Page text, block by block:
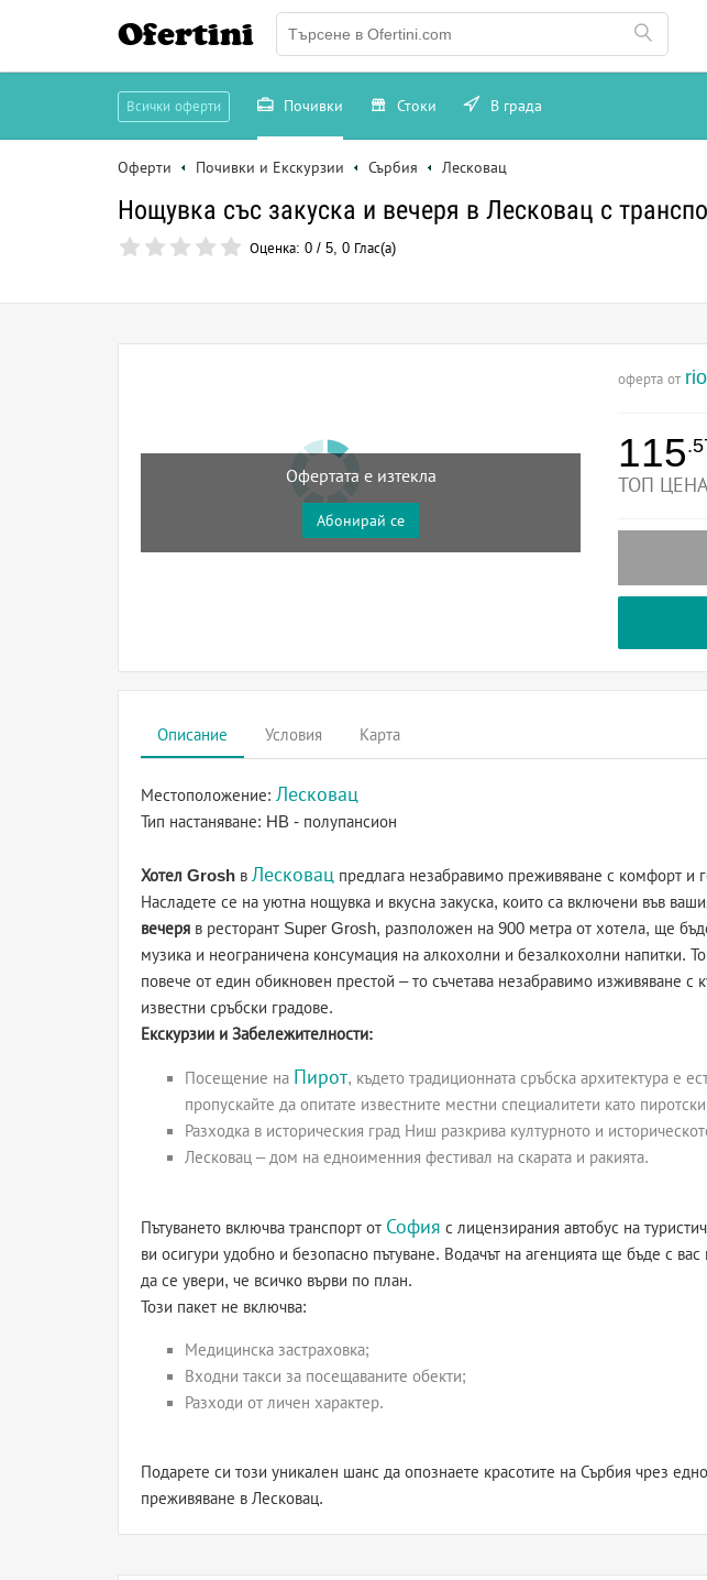
Ofertini
Всички оферти Почивки Стоки В града
Оферти Почивки и Екскурзии Сърбия Лесковац
Нощувка със закуска и вечеря в Лесковац с
Оценка: 0 / 5, 0 Глас(а)
Офертата е изтекла
Абонирай се
оферта от
115
ТОП
Описание Условия Карта
Местоположение: Лесковац
Тип настаняване: HB - полупансион
Хотел Grosh в Лесковац предлага незабравимо преживяване с комфорт и
Насладете се на уютна нощувка и вкусна закуска, които са включени във
вечеря в ресторант Super Grosh, разположен на 900 метра от хотела, ще
музика и неограничена консумация на алкохолни и безалкохолни напитки.
повече от един обикновен престой – то съчетава незабравимо изживяване с
известни сръбски градове.
Екскурзии и Забележителности:
Посещение на Пирот, където традиционната сръбска архитектура е
пропускайте да опитате известните местни специалитети като
Разходка в историческия град Ниш разкрива културното и
Лесковац – дом на едноименния фестивал на скарата и ракията.
Пътуването включва транспорт от София с лицензирания автобус на
ви осигури удобно и безопасно пътуване. Водачът на агенцията ще бъде с вас
да се увери, че всичко върви по план.
Този пакет не включва:
Медицинска застраховка;
Входни такси за посещаваните обекти;
Разходи от личен характер.
Подарете си този уникален шанс да опознаете красотите на Сърбия чрез
преживяване в Лесковац.